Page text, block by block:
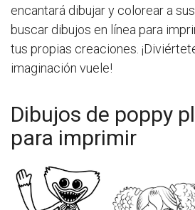
encantará dibujar y colorear a
buscar dibujos en línea para
tus propias creaciones.
imaginación vuele!
Dibujos de poppy
para imprimir